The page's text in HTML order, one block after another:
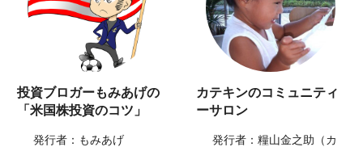
投資ブロガーもみあげの
「米国株投資のコツ」
発行者：もみあげ
カテキンのコミュニティ
ーサロン
発行者：糧山金之助（カ